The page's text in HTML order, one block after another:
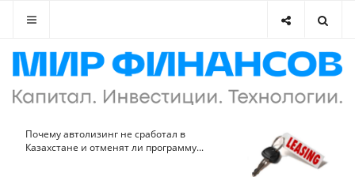
Почему автолизинг не сработал в
Казахстане и отменят ли программу...